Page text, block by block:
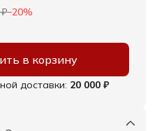
−20%
в корзину
доставки: 20 000 ₽